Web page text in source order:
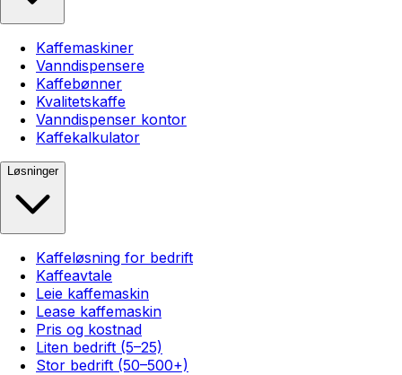
Kaffemaskiner
Vanndispensere
Kaffebønner
Kvalitetskaffe
Vanndispenser kontor
Kaffekalkulator
Løsninger
Kaffeløsning for bedrift
Kaffeavtale
Leie kaffemaskin
Lease kaffemaskin
Pris og kostnad
Liten bedrift (5–25)
Stor bedrift (50–500+)